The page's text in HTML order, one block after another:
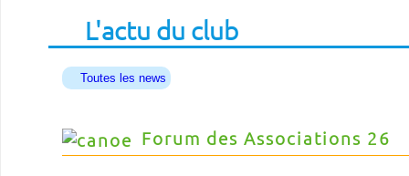
L'actu du club
Toutes les news
Forum des Associations 26